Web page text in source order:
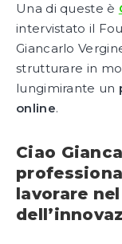
Una di queste è
intervistato il
Giancarlo
strutturare in
lungimirante un
online.
Ciao
lavorare